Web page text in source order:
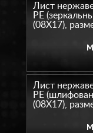
Лист
PE
(08Х17),
Лист
PE
(08Х17),